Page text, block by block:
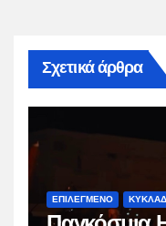
Σχετικά άρθρα
ΕΠΙΛΕΓΜΕΝΟ